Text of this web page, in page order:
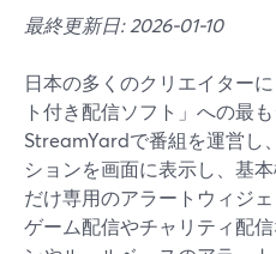
最終更新日: 2026-01-10
日本の多くのクリエイター
ト付き配信ソフト」への最
StreamYardで番組を運営し
ションを画面に表示し、基
だけ専用のアラートウィジ
ゲーム配信やチャリティ配